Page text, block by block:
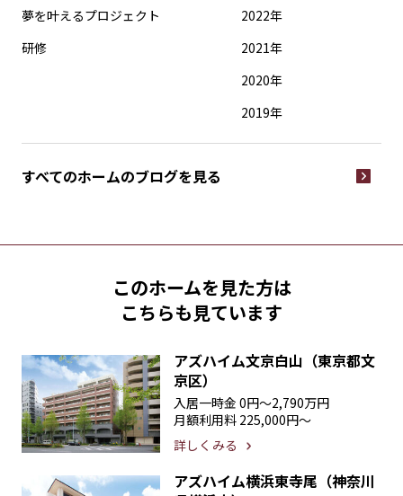
夢を叶えるプロジェクト
研修
2022年
2021年
2020年
2019年
すべてのホームのブログを見る
このホームを見た方は
こちらも見ています
アズハイム文京白山（東京都文
京区）
入居一時金 0円〜2,790万円
月額利用料 225,000円〜
詳しくみる
アズハイム横浜東寺尾（神奈川